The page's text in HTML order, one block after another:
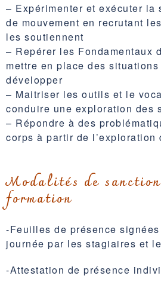
– Expérimenter et exécuter la
de mouvement en recrutant
les soutiennent
– Repérer les Fondamentaux
mettre en place des
développer
– Maitriser les outils et le
conduire une exploration des
– Répondre à des
corps à partir de l’exploration
Modalités de
formation
-Feuilles de présence
journée par les stagiaires et
-Attestation de présence